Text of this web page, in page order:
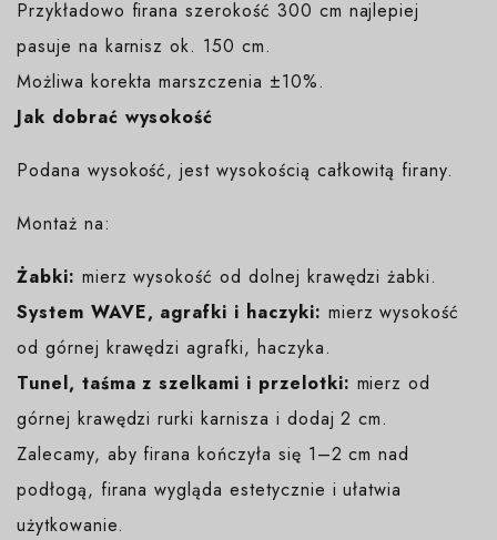
Przykładowo firana szerokość 300 cm najlepiej
pasuje na karnisz ok. 150 cm.
Możliwa korekta marszczenia ±10%.
Jak dobrać wysokość
Podana wysokość, jest wysokością całkowitą firany.
Montaż na:
Żabki: mierz wysokość od dolnej krawędzi żabki.
System WAVE, agrafki i haczyki: mierz wysokość
od górnej krawędzi agrafki, haczyka.
Tunel, taśma z szelkami i przelotki: mierz od
górnej krawędzi rurki karnisza i dodaj 2 cm.
Zalecamy, aby firana kończyła się 1–2 cm nad
podłogą, firana wygląda estetycznie i ułatwia
użytkowanie.